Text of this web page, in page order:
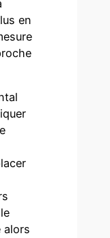
en
alors